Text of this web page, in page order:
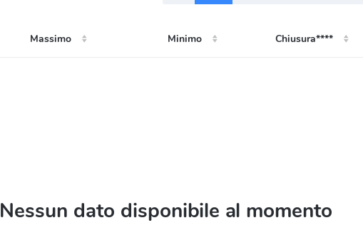
Massimo Minimo Chiusura****
Nessun dato disponibile al momento